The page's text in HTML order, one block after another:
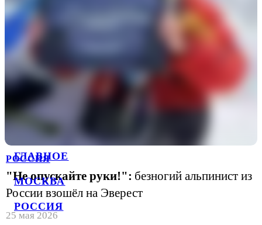
ГЛАВНОЕ
МОСКВА
РОССИЯ
РОССИЯ
"Не опускайте руки!": безногий альпинист из
России взошёл на Эверест
25 мая 2026